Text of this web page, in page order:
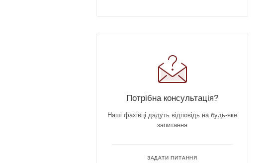
Потрібна консультація?
Наші фахівці дадуть відповідь на будь-яке
запитання
ЗАДАТИ ПИТАННЯ